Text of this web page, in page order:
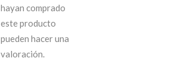
hayan comprado
este producto
pueden hacer una
valoración.